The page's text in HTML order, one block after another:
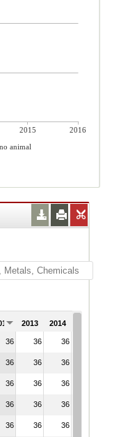
2015
2016
animal
2013 2014
36 36 36
36 36 36
36 36 36
36 36 36
36 36 36